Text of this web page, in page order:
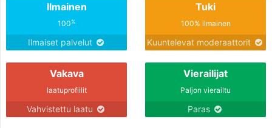
Ilmainen
100%
Ilmaiset palvelut
Tuki
100% ilmainen
Kuuntelevat moderaattorit
Vakava
laatuprofiilit
Vahvistettu laatu
Vierailijat
Paljon vierailtu
Paras